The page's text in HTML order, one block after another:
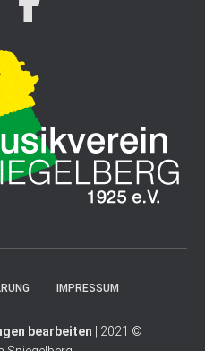
IMPRESSUM
bearbeiten | 2021 ©